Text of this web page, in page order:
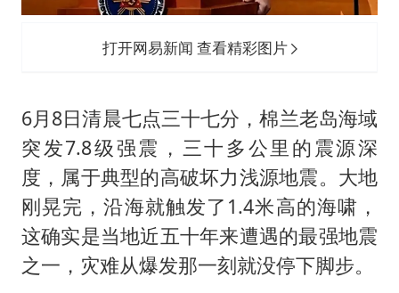
打开网易新闻 查看精彩图片
6月8日清晨七点三十七分，棉兰老岛海域
突发7.8级强震，三十多公里的震源深
度，属于典型的高破坏力浅源地震。大地
刚晃完，沿海就触发了1.4米高的海啸，
这确实是当地近五十年来遭遇的最强地震
之一，灾难从爆发那一刻就没停下脚步。